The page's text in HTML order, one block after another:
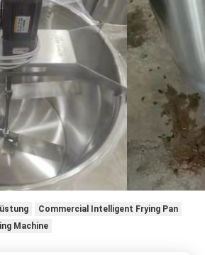
Commercial Intelligent Frying Pan
Machine